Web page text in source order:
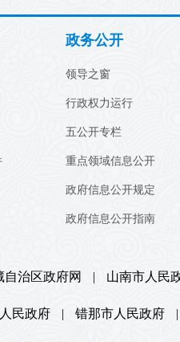
政务公开
领导之窗
行政权力运行
五公开专栏
重点领域信息公开
政府信息公开规定
政府信息公开指南
自治区政府网 | 山南市人民
民政府 | 错那市人民政府 |